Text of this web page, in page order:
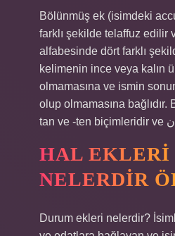
Bölünmüş ek (isimdeki
farklı şekilde telaffuz edilir
alfabesinde dört farklı
kelimenin ince veya kalın
olmamasına ve ismin
olup olmamasına bağlıdır.
HAL EKLERI
NELERDIR
Durum ekleri nelerdir?